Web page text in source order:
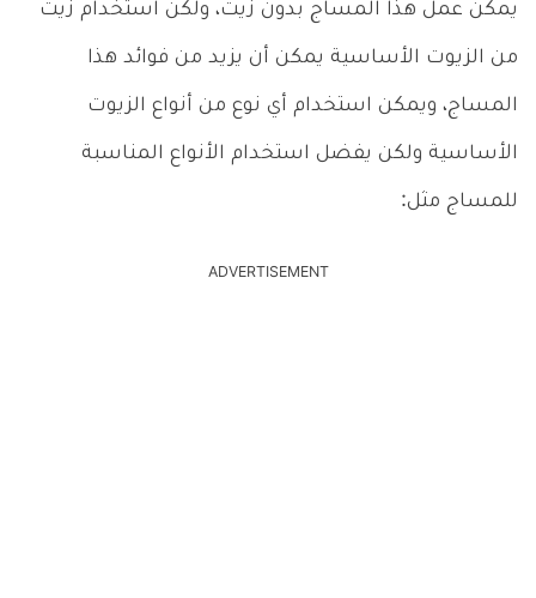
يمكن عمل هذا المساج بدون زيت، ولكن استخدام زيت
من الزيوت الأساسية يمكن أن يزيد من فوائد هذا
المساج، ويمكن استخدام أي نوع من أنواع الزيوت
الأساسية ولكن يفضل استخدام الأنواع المناسبة
للمساج مثل:
ADVERTISEMENT